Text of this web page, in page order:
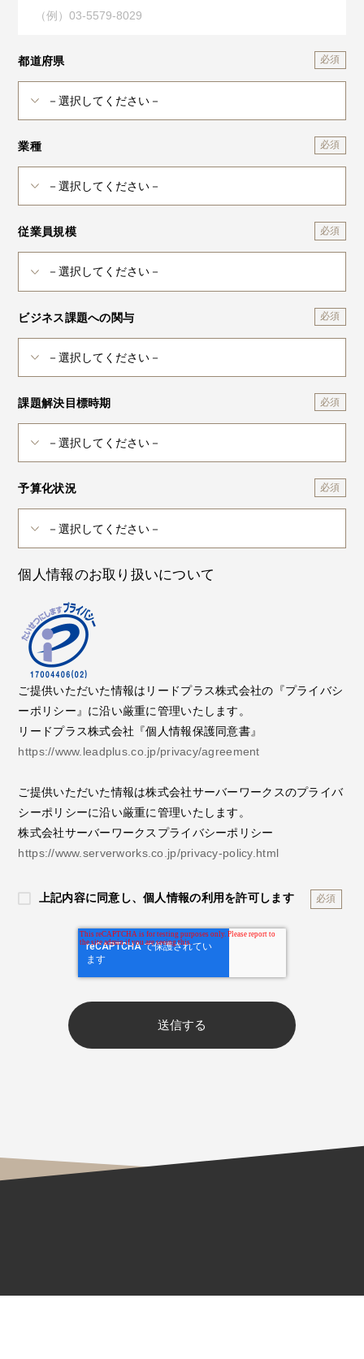
都道府県
業種
従業員規模
ビジネス課題への関与
課題解決目標時期
予算化状況
個人情報のお取り扱いについて
ご提供いただいた情報はリードプラス株式会社の『プライバシ
ーポリシー』に沿い厳重に管理いたします。
リードプラス株式会社『個人情報保護同意書』
https://www.leadplus.co.jp/privacy/agreement
ご提供いただいた情報は株式会社サーバーワークスのプライバ
シーポリシーに沿い厳重に管理いたします。
株式会社サーバーワークスプライバシーポリシー
https://www.serverworks.co.jp/privacy-policy.html
上記内容に同意し、個人情報の利用を許可します